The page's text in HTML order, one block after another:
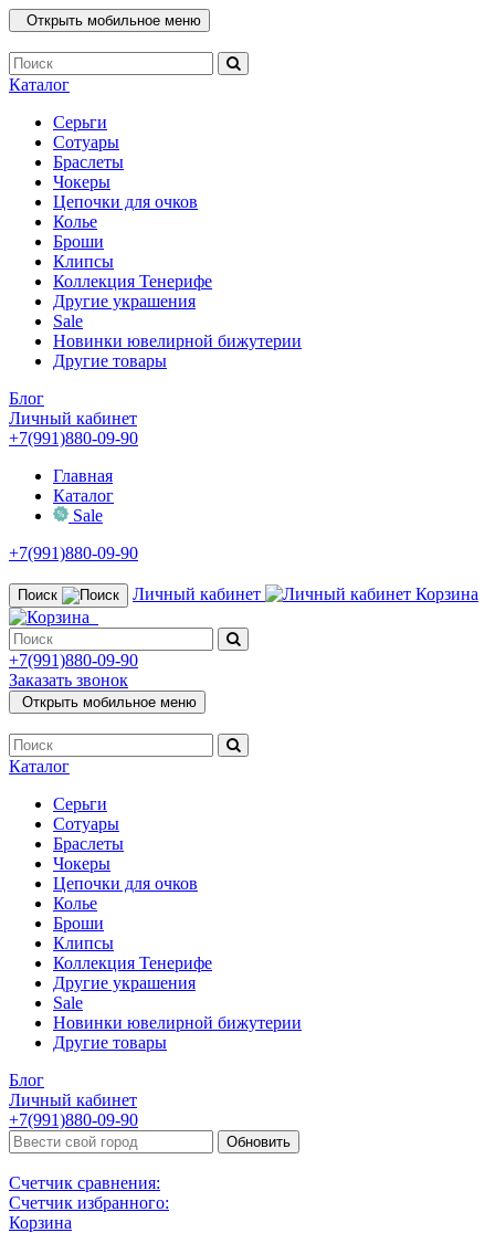
Открыть мобильное меню
Каталог
Серьги
Сотуары
Браслеты
Чокеры
Цепочки для очков
Колье
Броши
Клипсы
Коллекция Тенерифе
Другие украшения
Sale
Новинки ювелирной бижутерии
Другие товары
Блог
Личный кабинет
+7(991)880-09-90
Главная
Каталог
Sale
+7(991)880-09-90
Поиск Личный кабинет Корзина
+7(991)880-09-90
Заказать звонок
Открыть мобильное меню
Каталог
Серьги
Сотуары
Браслеты
Чокеры
Цепочки для очков
Колье
Броши
Клипсы
Коллекция Тенерифе
Другие украшения
Sale
Новинки ювелирной бижутерии
Другие товары
Блог
Личный кабинет
+7(991)880-09-90
Обновить
Счетчик сравнения:
Счетчик избранного:
Корзина